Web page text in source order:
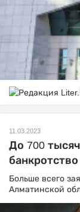
11.03.2023
До 700
Больше всего
Алматинской